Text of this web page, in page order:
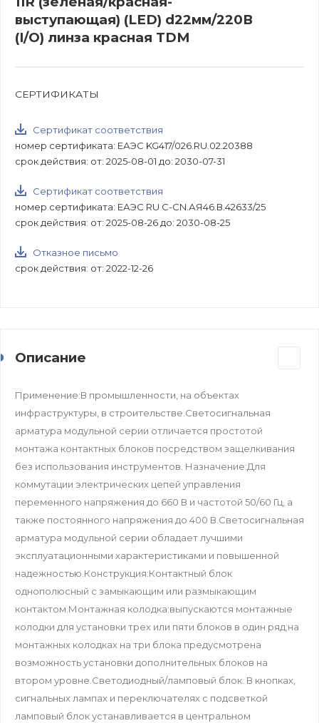
выступающая) (LED) d22мм/220В
(I/O) линза красная TDM
СЕРТИФИКАТЫ
Сертификат соответствия
номер сертификата: ЕАЭС KG417/026.RU.02.20388
срок действия: от: 2025-08-01 до: 2030-07-31
Сертификат соответствия
номер сертификата: ЕАЭС RU С-CN.АЯ46.В.42633/25
срок действия: от: 2025-08-26 до: 2030-08-25
Отказное письмо
срок действия: от: 2022-12-26
Описание
Применение:В промышленности, на объектах
инфраструктуры, в строительстве.Светосигнальная
арматура модульной серии отличается простотой
монтажа контактных блоков посредством защелкивания
без использования инструментов. Назначение:Для
коммутации электрических цепей управления
переменного напряжения до 660 В и частотой 50/60 Гц, а
также постоянного напряжения до 400 В.Светосигнальная
арматура модульной серии обладает лучшими
эксплуатационными характеристиками и повышенной
надежностью.Конструкция:Контактный блок
однополюсный с замыкающим или размыкающим
контактом.Монтажная колодка:выпускаются монтажные
колодки для установки трех или пяти блоков в один ряд;на
монтажных колодках на три блока предусмотрена
возможность установки дополнительных блоков на
втором уровне.Светодиодный/ламповый блок. В кнопках,
сигнальных лампах и переключателях с подсветкой
ламповый блок устанавливается в центральном